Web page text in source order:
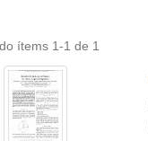
ítems 1-1 de 1